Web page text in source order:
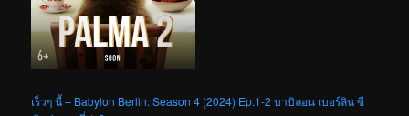
เร็วๆ นี้ – Babylon Berlin: Season 4 (2024) Ep.1-2 บาบิลอน เบอร์ลิน ซี